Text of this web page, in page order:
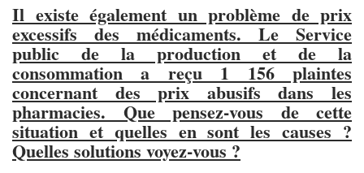
Il existe également un problème de prix
excessifs des médicaments. Le Service
public de la production et de la
consommation a reçu 1 156 plaintes
concernant des prix abusifs dans les
pharmacies. Que pensez-vous de cette
situation et quelles en sont les causes ?
Quelles solutions voyez-vous ?